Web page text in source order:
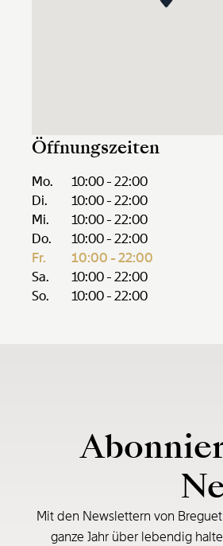
Öffnungszeiten
Mo.
10:00 - 22:00
Di.
10:00 - 22:00
Mi.
10:00 - 22:00
Do.
10:00 - 22:00
Fr.
10:00 - 22:00
Sa.
10:00 - 22:00
So.
10:00 - 22:00
Mit den Newslettern von
ganze Jahr über lebendig